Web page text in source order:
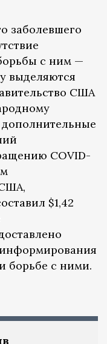
заболевшего
с ним —
выделяются
США
дополнительные
COVID-
$1,42
борьбе с ними.